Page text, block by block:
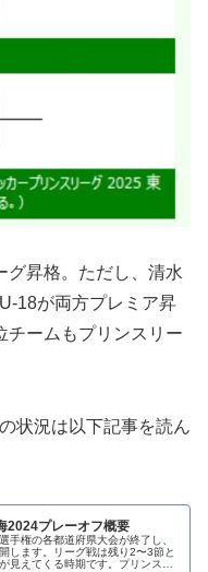
グ昇格。ただし、清水
18が両方プレミア昇
チームもプリンスリー
状況は以下記事を読ん
2024プレーオフ概要
手権の各都道府県大会が終了し、
します。リーグ戦は残り2〜3節と
見えてくる時期です。プリンスリ